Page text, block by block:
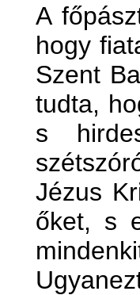
A
hogy
Szent
tudta,
s
Jézus
őket, s